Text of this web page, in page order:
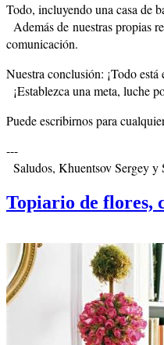
Todo, incluyendo una casa de
Además de nuestras propias
comunicación.
Nuestra conclusión: ¡Todo está
¡Establezca una meta, luche
Puede escribirnos para
---
Saludos, Khuentsov Sergey y
Topiario de flores,